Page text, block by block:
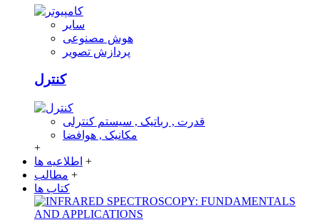
سایر
هوش مصنوعی
پردازش تصویر
کنترل
قدرت , رباتیک , سیستم کنترلی
مکانیک , هوافضا
+
اطلاعیه ها +
مطالب +
کتاب ها